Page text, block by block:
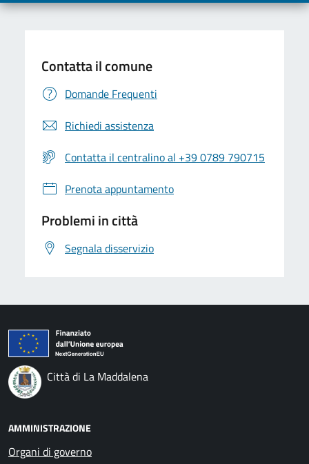
Contatta il comune
Domande Frequenti
Richiedi assistenza
Contatta il centralino al +39 0789 790715
Prenota appuntamento
Problemi in città
Segnala disservizio
Città di La Maddalena
AMMINISTRAZIONE
Organi di governo